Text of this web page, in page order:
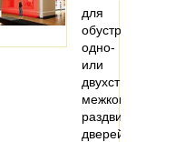
для
обустройства
одно-
или
двухстворчатых
межкомнатных
раздвижных
дверей,